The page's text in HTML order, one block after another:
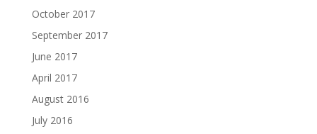
October 2017
September 2017
June 2017
April 2017
August 2016
July 2016